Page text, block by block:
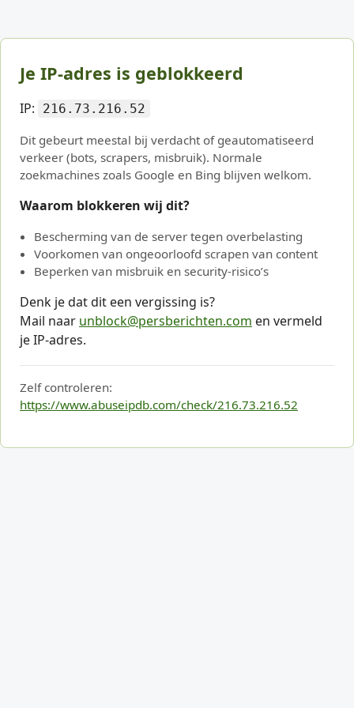
Je IP-adres is geblokkeerd
IP: 216.73.216.52
Dit gebeurt meestal bij verdacht of geautomatiseerd
verkeer (bots, scrapers, misbruik). Normale
zoekmachines zoals Google en Bing blijven welkom.
Waarom blokkeren wij dit?
Bescherming van de server tegen overbelasting
Voorkomen van ongeoorloofd scrapen van content
Beperken van misbruik en security-risico’s
Denk je dat dit een vergissing is?
Mail naar unblock@persberichten.com en vermeld
je IP-adres.
Zelf controleren:
https://www.abuseipdb.com/check/216.73.216.52